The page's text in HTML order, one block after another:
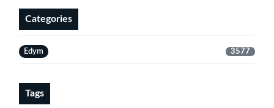
Categories
Edym 3577
Tags